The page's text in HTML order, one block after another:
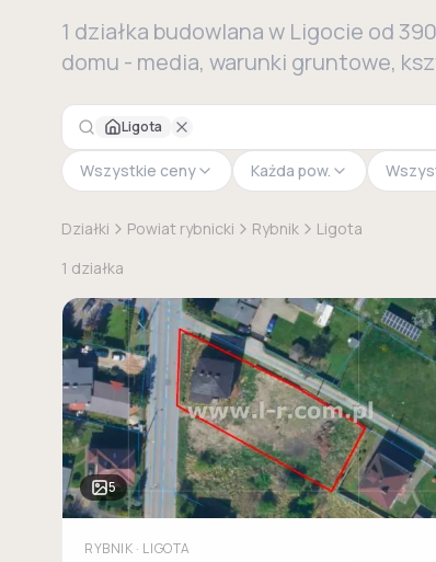
1 działka budowlana w Ligocie od
domu - media, warunki gruntowe,
Ligota
Wszystkie ceny Każda pow.
Działki Powiat rybnicki Rybnik
Ligota
1 działka
5
RYBNIK · LIGOTA